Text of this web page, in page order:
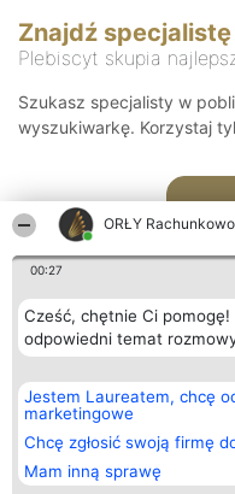
ORŁY
00:27
Cześć, chętnie Ci
odpowiedni temat
Jestem Laureatem, chcę
marketingowe
Chcę zgłosić swoją firmę
Mam inną sprawę
Znajdź specjalistę
Plebiscyt skupia
Szukasz specjalisty w
wyszukiwarkę. Korzystaj
Organizator plebiscytu
Bright Side Solutions sp. z o.
o. sp. k.
ul. Ruska 22
Wrocław 50-079
KRS 0000749100 | Regon
381313360 | NIP 8943132676